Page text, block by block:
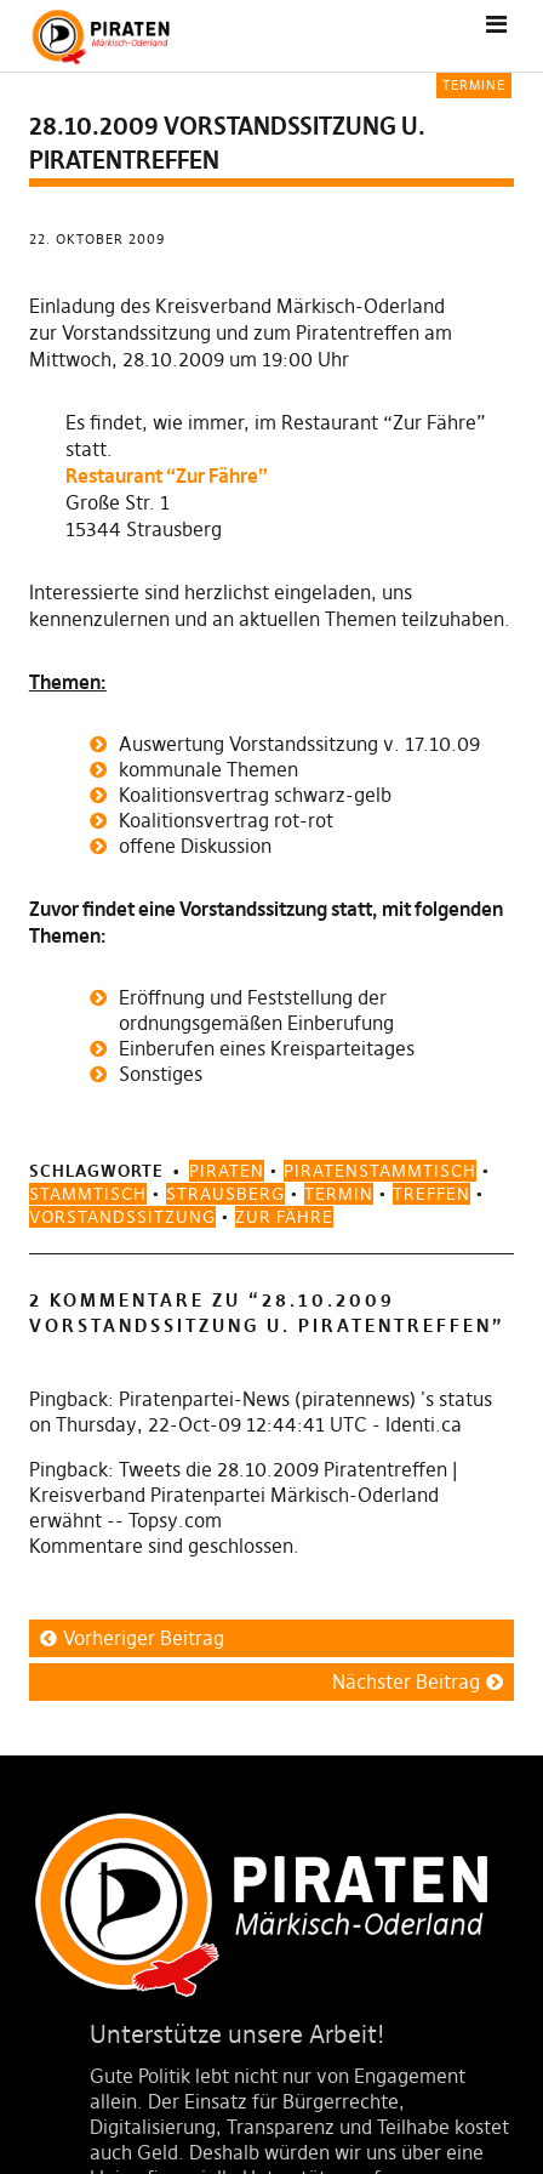
TERMINE
28.10.2009 VORSTANDSSITZUNG U.
PIRATENTREFFEN
22. OKTOBER 2009
Einladung des Kreisverband Märkisch-Oderland
zur Vorstandssitzung und zum Piratentreffen am
Mittwoch, 28.10.2009 um 19:00 Uhr
Es findet, wie immer, im Restaurant “Zur Fähre”
statt.
Restaurant “Zur Fähre”
Große Str. 1
15344 Strausberg
Interessierte sind herzlichst eingeladen, uns
kennenzulernen und an aktuellen Themen teilzuhaben.
Themen:
Auswertung Vorstandssitzung v. 17.10.09
kommunale Themen
Koalitionsvertrag schwarz-gelb
Koalitionsvertrag rot-rot
offene Diskussion
Zuvor findet eine Vorstandssitzung statt, mit folgenden
Themen:
Eröffnung und Feststellung der
ordnungsgemäßen Einberufung
Einberufen eines Kreisparteitages
Sonstiges
SCHLAGWORTE PIRATEN • PIRATENSTAMMTISCH •
STAMMTISCH • STRAUSBERG • TERMIN • TREFFEN •
VORSTANDSSITZUNG • ZUR FÄHRE
2 KOMMENTARE ZU “ 28.10.2009
VORSTANDSSITZUNG U. PIRATENTREFFEN”
Pingback: Piratenpartei-News (piratennews) 's status
on Thursday, 22-Oct-09 12:44:41 UTC - Identi.ca
Pingback: Tweets die 28.10.2009 Piratentreffen |
Kreisverband Piratenpartei Märkisch-Oderland
erwähnt -- Topsy.com
Kommentare sind geschlossen.
Vorheriger Beitrag
Nächster Beitrag
Unterstütze unsere Arbeit!
Gute Politik lebt nicht nur von Engagement
allein. Der Einsatz für Bürgerrechte,
Digitalisierung, Transparenz und Teilhabe kostet
auch Geld. Deshalb würden wir uns über eine